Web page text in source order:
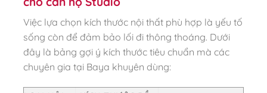
Việc lựa chọn kích thước nội thất phù hợp là yếu tố
sống còn để đảm bảo lối đi thông thoáng. Dưới
đây là bảng gợi ý kích thước tiêu chuẩn mà các
chuyên gia tại Baya khuyên dùng: